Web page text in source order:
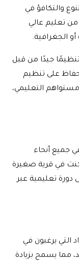
والتكافؤ في
تعليم عالي
الجغرافية.
جيدًا من قبل
على تنظيم
التعليمي،
جميع أنحاء
في قرية صغيرة
دورة تعليمية عبر
التي يرغبون في
مما يسمح بزيادة